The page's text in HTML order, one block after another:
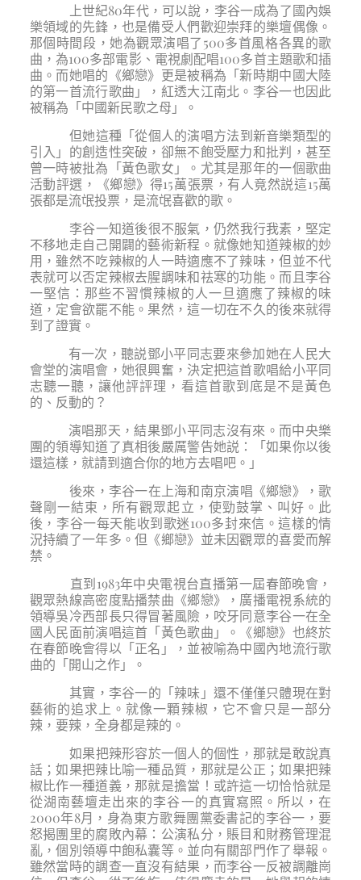
上世紀80年代，可以說，李谷一成為了國內娛
樂領域的先鋒，也是備受人們歡迎崇拜的樂壇偶像。
那個時間段，她為觀眾演唱了500多首風格各異的歌
曲，為100多部電影、電視劇配唱100多首主題歌和插
曲。而她唱的《鄉戀》更是被稱為「新時期中國大陸
的第一首流行歌曲」，紅透大江南北。李谷一也因此
被稱為「中國新民歌之母」。
但她這種「從個人的演唱方法到新音樂類型的
引入」的創造性突破，卻無不飽受壓力和批判，甚至
曾一時被批為「黃色歌女」。尤其是那年的一個歌曲
活動評選，《鄉戀》得15萬張票，有人竟然説這15萬
張都是流氓投票，是流氓喜歡的歌。
李谷一知道後很不服氣，仍然我行我素，堅定
不移地走自己開闢的藝術新程。就像她知道辣椒的妙
用，雖然不吃辣椒的人一時適應不了辣味，但並不代
表就可以否定辣椒去腥調味和祛寒的功能。而且李谷
一堅信：那些不習慣辣椒的人一旦適應了辣椒的味
道，定會欲罷不能。果然，這一切在不久的後來就得
到了證實。
有一次，聽説鄧小平同志要來參加她在人民大
會堂的演唱會，她很興奮，決定把這首歌唱給小平同
志聽一聽，讓他評評理，看這首歌到底是不是黃色
的、反動的？
演唱那天，結果鄧小平同志沒有來。而中央樂
團的領導知道了真相後嚴厲警告她説：「如果你以後
還這樣，就請到適合你的地方去唱吧。」
後來，李谷一在上海和南京演唱《鄉戀》，歌
聲剛一結束，所有觀眾起立，使勁鼓掌、叫好。此
後，李谷一每天能收到歌迷100多封來信。這樣的情
況持續了一年多。但《鄉戀》並未因觀眾的喜愛而解
禁。
直到1983年中央電視台直播第一屆春節晚會，
觀眾熱線高密度點播禁曲《鄉戀》，廣播電視系統的
領導吳冷西部長只得冒著風險，咬牙同意李谷一在全
國人民面前演唱這首「黃色歌曲」。《鄉戀》也終於
在春節晚會得以「正名」，並被喻為中國內地流行歌
曲的「開山之作」。
其實，李谷一的「辣味」還不僅僅只體現在對
藝術的追求上。就像一顆辣椒，它不會只是一部分
辣，要辣，全身都是辣的。
如果把辣形容於一個人的個性，那就是敢說真
話；如果把辣比喻一種品質，那就是公正；如果把辣
椒比作一種道義，那就是擔當！或許這一切恰恰就是
從湖南藝壇走出來的李谷一的真實寫照。所以，在
2000年8月，身為東方歌舞團黨委書記的李谷一，要
怒揭團里的腐敗內幕：公演私分，賬目和財務管理混
亂，個別領導中飽私囊等。並向有關部門作了舉報。
雖然當時的調查一直沒有結果，而李谷一反被調離崗